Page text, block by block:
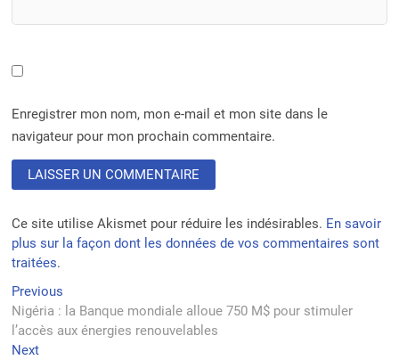
Enregistrer mon nom, mon e-mail et mon site dans le
navigateur pour mon prochain commentaire.
Ce site utilise Akismet pour réduire les indésirables. En savoir
plus sur la façon dont les données de vos commentaires sont
traitées.
Navigation
de
l’article
Previous
post:
Nigéria : la Banque mondiale alloue 750 M$ pour stimuler
l’accès aux énergies renouvelables
NextNext